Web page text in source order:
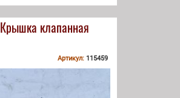
Крышка клапанная
Артикул: 115459